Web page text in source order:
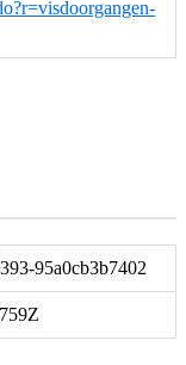
95a0cb3b7402